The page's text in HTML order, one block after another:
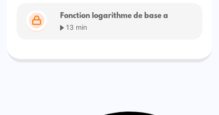
Fonction logarithme de base a
13 min